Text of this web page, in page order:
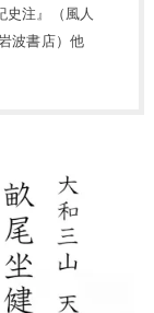
注』（風人
波書店）他